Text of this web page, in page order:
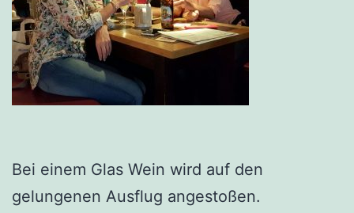
Bei einem Glas Wein wird auf den
gelungenen Ausflug angestoßen.